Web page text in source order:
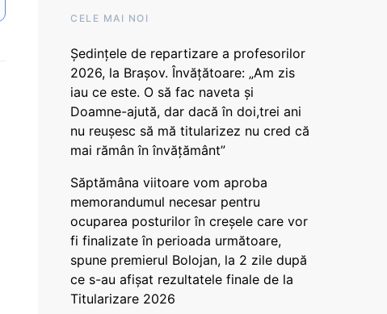
CELE MAI NOI
Ședințele de repartizare a profesorilor
2026, la Brașov. Învățătoare: „Am zis
iau ce este. O să fac naveta și
Doamne-ajută, dar dacă în doi,trei ani
nu reușesc să mă titularizez nu cred că
mai rămân în învățământ”
Săptămâna viitoare vom aproba
memorandumul necesar pentru
ocuparea posturilor în creșele care vor
fi finalizate în perioada următoare,
spune premierul Bolojan, la 2 zile după
ce s-au afișat rezultatele finale de la
Titularizare 2026